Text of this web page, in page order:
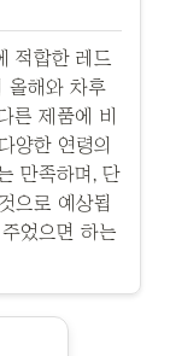
적합한 레드
올해와 차후
른 제품에 비
양한 연령의
만족하며, 단
으로 예상됩
었으면 하는